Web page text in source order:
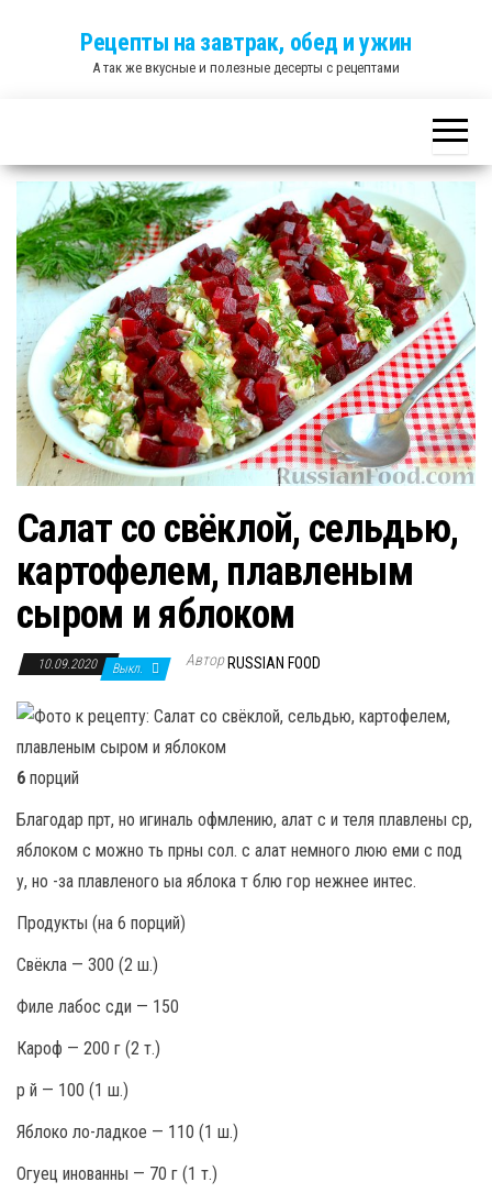
Рецепты на завтрак, обед и ужин
А так же вкусные и полезные десерты с рецептами
Салат со свёклой, сельдью,
картофелем, плавленым
сыром и яблоком
10.09.2020 Выкл. Автор RUSSIAN FOOD
6 порций
Благодар прт, но игиналь офмлению, алат с и теля плавлены ср,
яблоком с можно ть прны сол. с алат немного люю еми c под
у, но -за плавленого ыа яблока т блю гор нежнее интес.
Продукты (на 6 порций)
Свёкла — 300 (2 ш.)
Филе лабос сди — 150
Кароф — 200 г (2 т.)
р й — 100 (1 ш.)
Яблоко ло-ладкое — 110 (1 ш.)
Огуец инованны — 70 г (1 т.)